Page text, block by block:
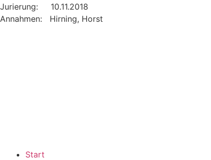
Jurierung: 10.11.2018
Annahmen: Hirning, Horst
Start